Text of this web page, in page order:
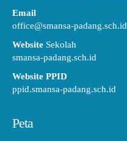
Email
office@smansa-padang.sch.id
Website Sekolah
smansa-padang.sch.id
Website PPID
ppid.smansa-padang.sch.id
Peta